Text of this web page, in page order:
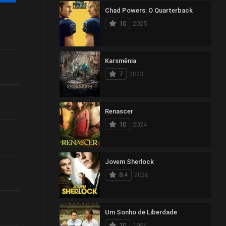
Família
Fantasia
Faroeste
Ficção
Guerra
História
Marvel
Mistério
Multiverso DC
Musical
Nacional
Chad Powers: O Quarterback
10
2025
Karsmênia
7
2023
Renascer
10
2024
Jovem Sherlock
8.4
2026
Um Sonho de Liberdade